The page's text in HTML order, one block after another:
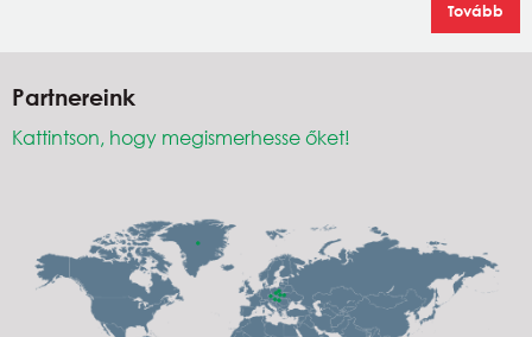
Tovább
Partnereink
Kattintson, hogy megismerhesse őket!